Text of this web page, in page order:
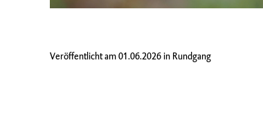
Veröffentlicht am01.06.2026in Rundgang